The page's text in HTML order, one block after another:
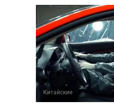
Китайские